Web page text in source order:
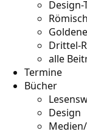
Drittel-
alle
Termine
Bücher
Design